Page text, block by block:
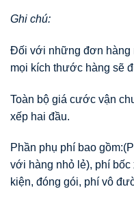
Ghi chú:
Đối với những đơn hàng
mọi kích thước hàng sẽ
Toàn bộ giá cước vận
xếp hai đầu.
Phần phụ phí bao
với hàng nhỏ lẻ), phí bốc
kiện, đóng gói, phí vô